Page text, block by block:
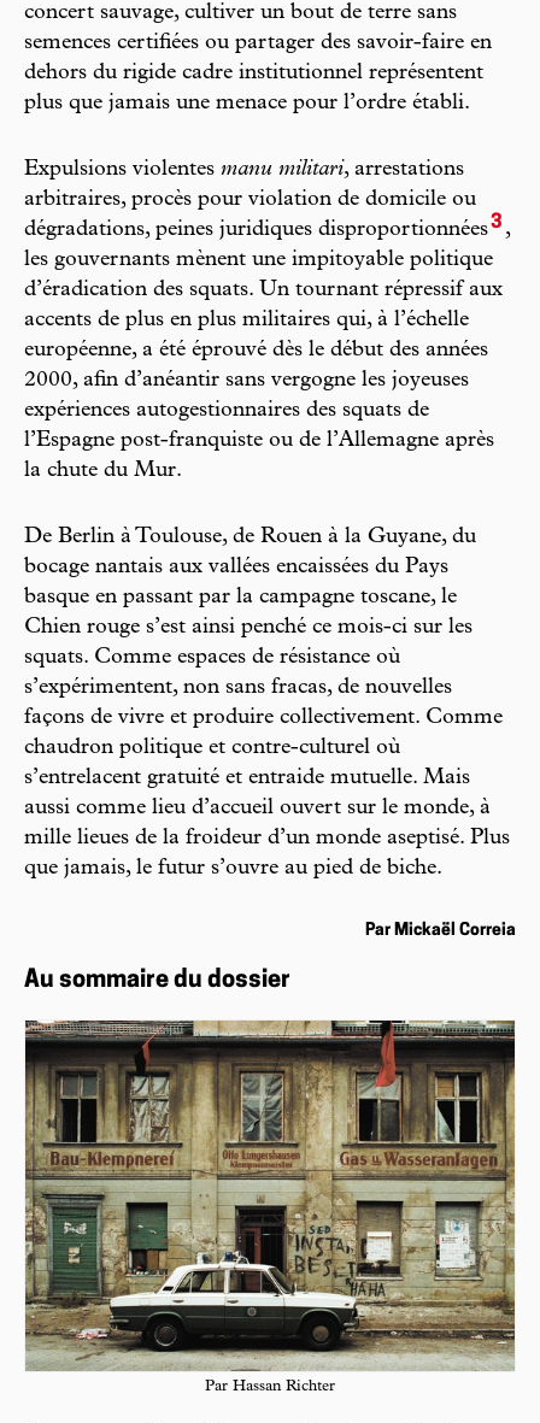
concert sauvage, cultiver un bout de terre sans
semences certifiées ou partager des savoir-faire en
dehors du rigide cadre institutionnel représentent
plus que jamais une menace pour l’ordre établi.
Expulsions violentes manu militari, arrestations
arbitraires, procès pour violation de domicile ou
dégradations, peines juridiques disproportionnées3 ,
les gouvernants mènent une impitoyable politique
d’éradication des squats. Un tournant répressif aux
accents de plus en plus militaires qui, à l’échelle
européenne, a été éprouvé dès le début des années
2000, afin d’anéantir sans vergogne les joyeuses
expériences autogestionnaires des squats de
l’Espagne post-franquiste ou de l’Allemagne après
la chute du Mur.
De Berlin à Toulouse, de Rouen à la Guyane, du
bocage nantais aux vallées encaissées du Pays
basque en passant par la campagne toscane, le
Chien rouge s’est ainsi penché ce mois-ci sur les
squats. Comme espaces de résistance où
s’expérimentent, non sans fracas, de nouvelles
façons de vivre et produire collectivement. Comme
chaudron politique et contre-culturel où
s’entrelacent gratuité et entraide mutuelle. Mais
aussi comme lieu d’accueil ouvert sur le monde, à
mille lieues de la froideur d’un monde aseptisé. Plus
que jamais, le futur s’ouvre au pied de biche.
Par Mickaël Correia
Au sommaire du dossier
Par Hassan Richter